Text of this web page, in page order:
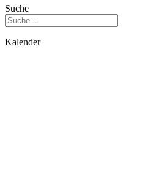
Suche
Kalender